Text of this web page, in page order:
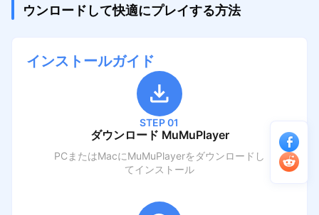
ウンロードして快適にプレイする方法
インストールガイド
STEP 01
ダウンロード MuMuPlayer
PCまたはMacにMuMuPlayerをダウンロードし
てインストール